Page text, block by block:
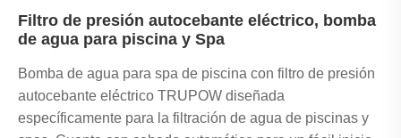
Filtro de presión autocebante eléctrico, bomba
de agua para piscina y Spa
Bomba de agua para spa de piscina con filtro de presión
autocebante eléctrico TRUPOW diseñada
específicamente para la filtración de agua de piscinas y